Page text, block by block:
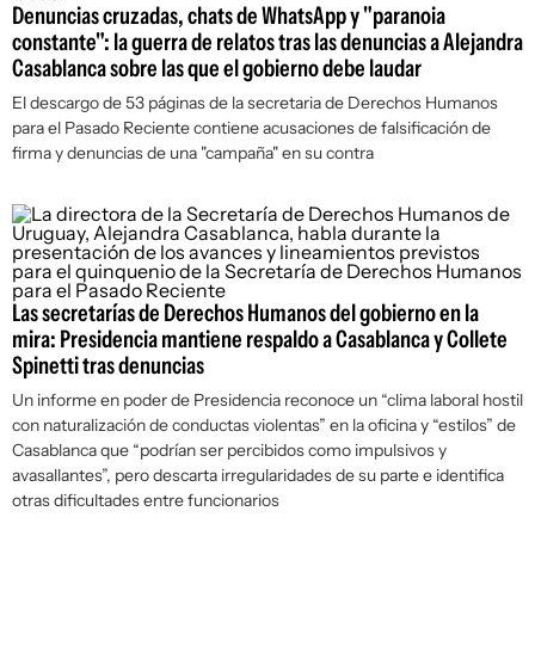
Denuncias cruzadas, chats de WhatsApp y "paranoia
constante": la guerra de relatos tras las denuncias a Alejandra
Casablanca sobre las que el gobierno debe laudar
El descargo de 53 páginas de la secretaria de Derechos Humanos
para el Pasado Reciente contiene acusaciones de falsificación de
firma y denuncias de una "campaña" en su contra
Las secretarías de Derechos Humanos del gobierno en la
mira: Presidencia mantiene respaldo a Casablanca y Collete
Spinetti tras denuncias
Un informe en poder de Presidencia reconoce un “clima laboral hostil
con naturalización de conductas violentas” en la oficina y “estilos” de
Casablanca que “podrían ser percibidos como impulsivos y
avasallantes”, pero descarta irregularidades de su parte e identifica
otras dificultades entre funcionarios